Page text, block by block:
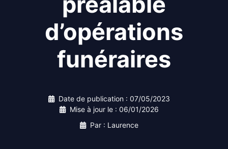
d’opérations
funéraires
Date de publication : 07/05/2023
Mise à jour le : 06/01/2026
Par : Laurence